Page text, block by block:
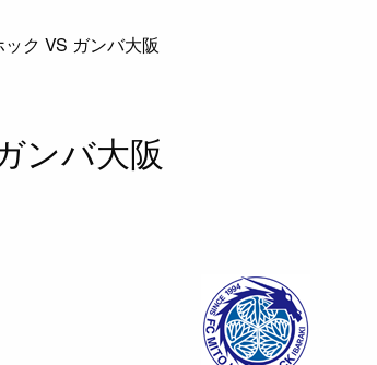
ク VS ガンバ大阪
ンバ大阪